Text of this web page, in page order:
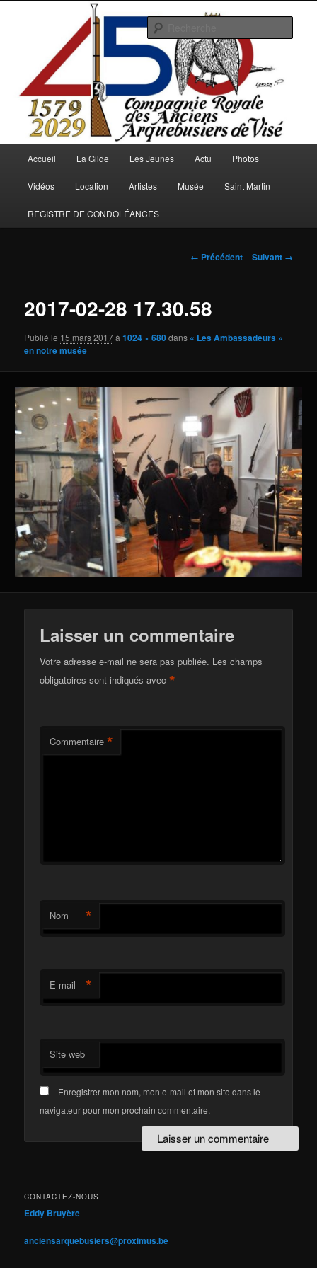
Arquebusiers.eu
Accueil La Gilde Les Jeunes Actu Photos
Vidéos Location Artistes Musée Saint Martin
REGISTRE DE CONDOLÉANCES
Navigation
← Précédent Suivant →
2017-02-28 17.30.58
Publié le 15 mars 2017à1024 × 680dans « Les Ambassadeurs »
en notre musée
Laisser un commentaire
Votre adresse e-mail ne sera pas publiée. Les champs
obligatoires sont indiqués avec*
Commentaire *
Nom *
E-mail *
Site web
Enregistrer mon nom, mon e-mail et mon site dans le
navigateur pour mon prochain commentaire.
CONTACTEZ-NOUS
Eddy Bruyère
anciensarquebusiers@proximus.be